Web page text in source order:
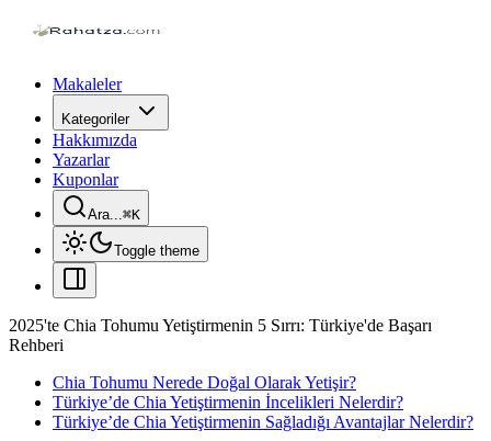
Makaleler
Kategoriler
Hakkımızda
Yazarlar
Kuponlar
Ara...⌘K
Toggle theme
2025'te Chia Tohumu Yetiştirmenin 5 Sırrı: Türkiye'de Başarı
Rehberi
Chia Tohumu Nerede Doğal Olarak Yetişir?
Türkiye’de Chia Yetiştirmenin İncelikleri Nelerdir?
Türkiye’de Chia Yetiştirmenin Sağladığı Avantajlar Nelerdir?